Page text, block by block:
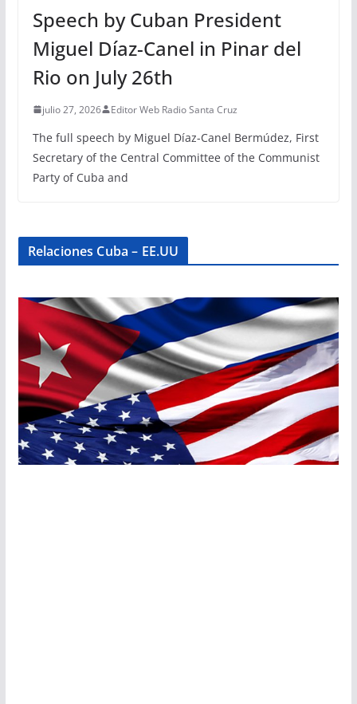
Speech by Cuban President
Miguel Díaz-Canel in Pinar del
Rio on July 26th
julio 27, 2026 Editor Web Radio Santa Cruz
The full speech by Miguel Díaz-Canel Bermúdez, First
Secretary of the Central Committee of the Communist
Party of Cuba and
Relaciones Cuba – EE.UU